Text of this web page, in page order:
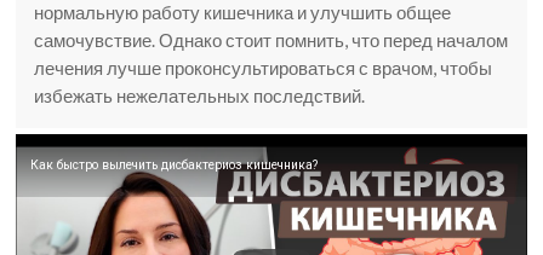
нормальную работу кишечника и улучшить общее
самочувствие. Однако стоит помнить, что перед началом
лечения лучше проконсультироваться с врачом, чтобы
избежать нежелательных последствий.
Как быстро вылечить дисбактериоз кишечника?